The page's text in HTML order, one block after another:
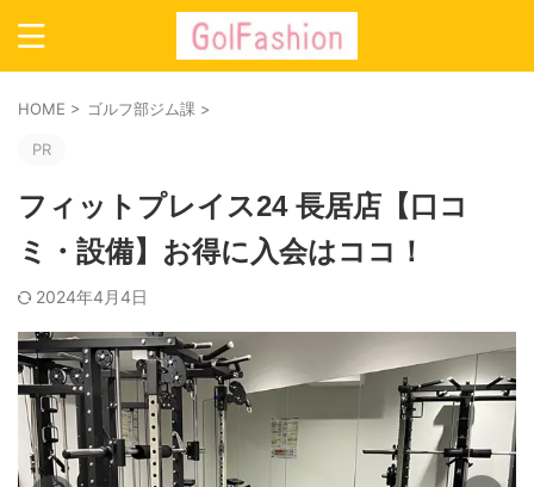
HOME > ゴルフ部ジム課 >
PR
フィットプレイス24 長居店【口コ
ミ・設備】お得に入会はココ！
2024年4月4日